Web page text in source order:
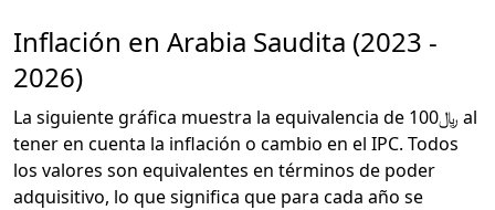
Inflación en Arabia Saudita (2023 -
2026)
La siguiente gráfica muestra la equivalencia de ﷼100 al
tener en cuenta la inflación o cambio en el IPC. Todos
los valores son equivalentes en términos de poder
adquisitivo, lo que significa que para cada año se